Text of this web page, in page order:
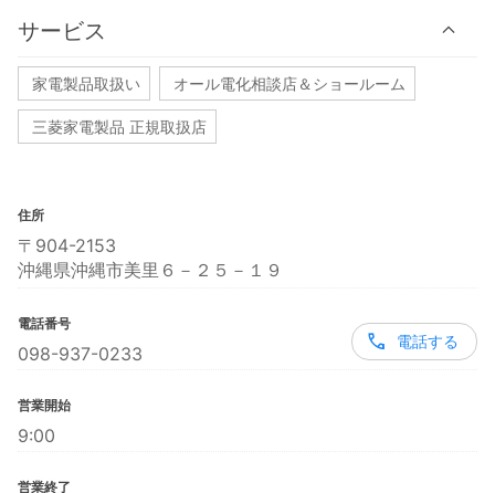
サービス
家電製品取扱い オール電化相談店＆ショールーム
三菱家電製品 正規取扱店
住所
〒904-2153
沖縄県沖縄市美里６－２５－１９
電話番号
098-937-0233
電話する
営業開始
9:00
営業終了